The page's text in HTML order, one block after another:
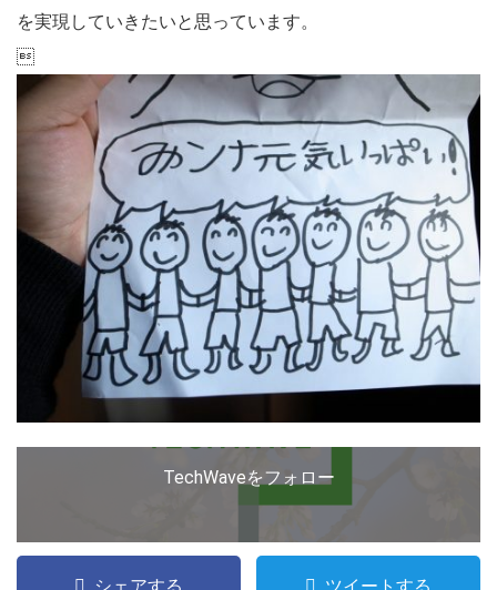
を実現していきたいと思っています。

TechWaveをフォロー
シェアする ツイートする